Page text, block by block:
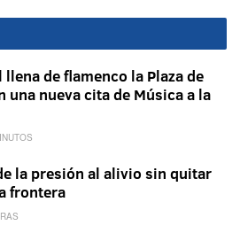
llena de flamenco la Plaza de
una nueva cita de Música a la
la presión al alivio sin quitar
frontera